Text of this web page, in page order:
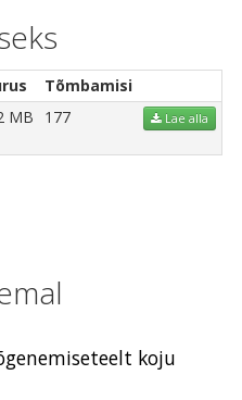
Tõmbamisi
MB 177 Lae alla
koju